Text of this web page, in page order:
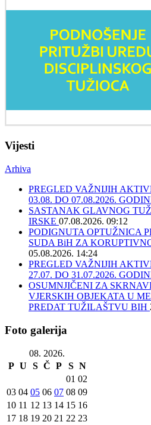
Vijesti
Arhiva
PREGLED VAŽNIJIH
03.08. DO 07.08.2026.
SASTANAK GLAVNOG
IRSKE 07.08.2026. 09:12
PODIGNUTA OPTUŽNICA
SUDA BiH ZA
05.08.2026. 14:24
PREGLED VAŽNIJIH
27.07. DO 31.07.2026.
OSUMNJIČENI ZA
VJERSKIH OBJEKATA U
PREDAT TUŽILAŠTVU BIH
Foto galerija
08. 2026.
P U S Č P S N
01 02
03 04 05 06 07 08 09
10 11 12 13 14 15 16
17 18 19 20 21 22 23